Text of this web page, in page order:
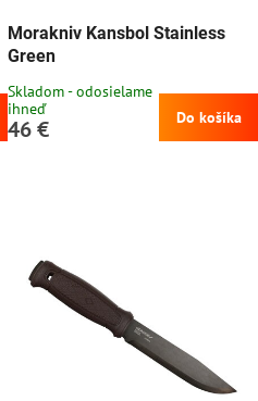
Morakniv Kansbol Stainless
Green
Skladom - odosielame
ihneď
46 € Do košíka